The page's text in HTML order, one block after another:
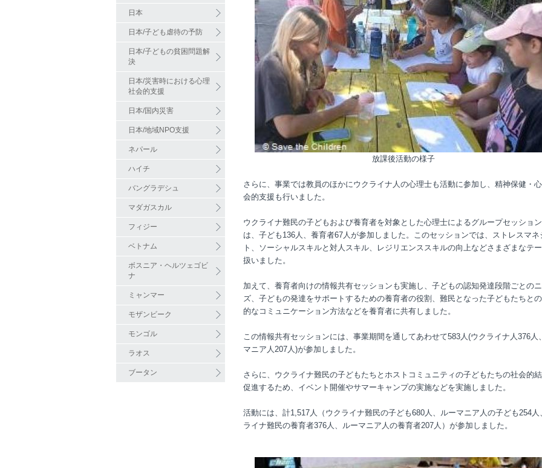
日本
日本/子ども虐待の予防
日本/子どもの貧困問題解
決
日本/災害時における心理
社会的支援
日本/国内災害
日本/地域NPO支援
ネパール
ハイチ
バングラデシュ
マダガスカル
フィジー
ベトナム
ボスニア・ヘルツェゴビ
ナ
ミャンマー
モザンビーク
モンゴル
ラオス
ブータン
放課後活動の様子
さらに、事業では教員のほかにウクライナ人の心理士も活動に参加し、精神保健・
会的支援も行いました。
ウクライナ難民の子どもおよび養育者を対象とした心理士によるグループセッショ
は、子ども136人、養育者67人が参加しました。このセッションでは、ストレスマネ
ト、ソーシャルスキルと対人スキル、レジリエンススキルの向上などさまざまなテ
扱いました。
加えて、養育者向けの情報共有セッションも実施し、子どもの認知発達段階ごとの
ズ、子どもの発達をサポートするための養育者の役割、難民となった子どもたちと
的なコミュニケーション方法などを養育者に共有しました。
この情報共有セッションには、事業期間を通してあわせて583人(ウクライナ人376人
マニア人207人)が参加しました。
さらに、ウクライナ難民の子どもたちとホストコミュニティの子どもたちの社会的
促進するため、イベント開催やサマーキャンプの実施などを実施しました。
活動には、計1,517人（ウクライナ難民の子ども680人、ルーマニア人の子ども254人
ライナ難民の養育者376人、ルーマニア人の養育者207人）が参加しました。